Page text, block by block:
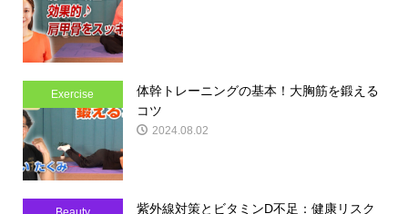
Exercise
体幹トレーニングの基本！大胸筋を鍛える
コツ
2024.08.02
紫外線対策とビタミンD不足：健康リスク